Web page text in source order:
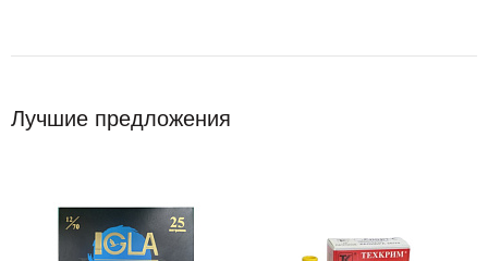
Лучшие предложения